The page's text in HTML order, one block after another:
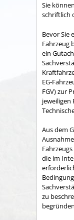
Sie
schriftlich
Bevor Sie
Fahrzeug
ein
EG-
FGV) zur
jeweiligen
Aus dem
die im
zu